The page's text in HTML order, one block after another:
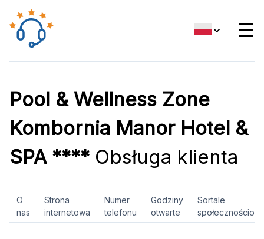
☰
Pool & Wellness Zone
Kombornia Manor Hotel &
SPA **** Obsługa klienta
O
nas
Strona
internetowa
Numer
telefonu
Godziny
otwarte
Sortale